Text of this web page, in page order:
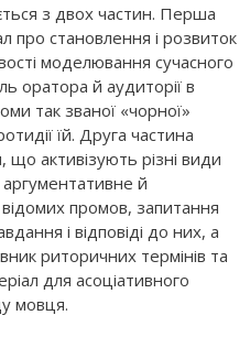
з двох частин. Перша
про становлення і розвиток
моделювання сучасного
оратора й аудиторії в
так званої «чорної»
їй. Друга частина
що активізують різні види
й
промов, запитання
і відповіді до них, а
риторичних термінів та
для асоціативного
мовця.